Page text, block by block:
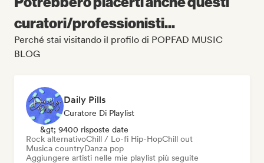
curatori/professionisti...
Perché stai visitando il profilo di POPFAD MUSIC
BLOG
Daily Pills
Curatore Di Playlist
&gt; 9400 risposte date
Rock alternativoChill / Lo-fi Hip-HopChill out
Musica countryDanza pop
Aggiungere artisti nelle mie playlist più seguite